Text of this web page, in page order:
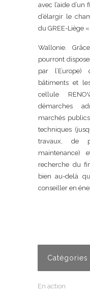
avec l’aide d’un
d’élargir le
du GREE-Liège
Wallonie.
pourront
par
bâtiments et
cellule
démarches
marchés
techniques
travaux, de
maintenance)
recherche du
bien au-delà
conseiller en
Catégories
En action